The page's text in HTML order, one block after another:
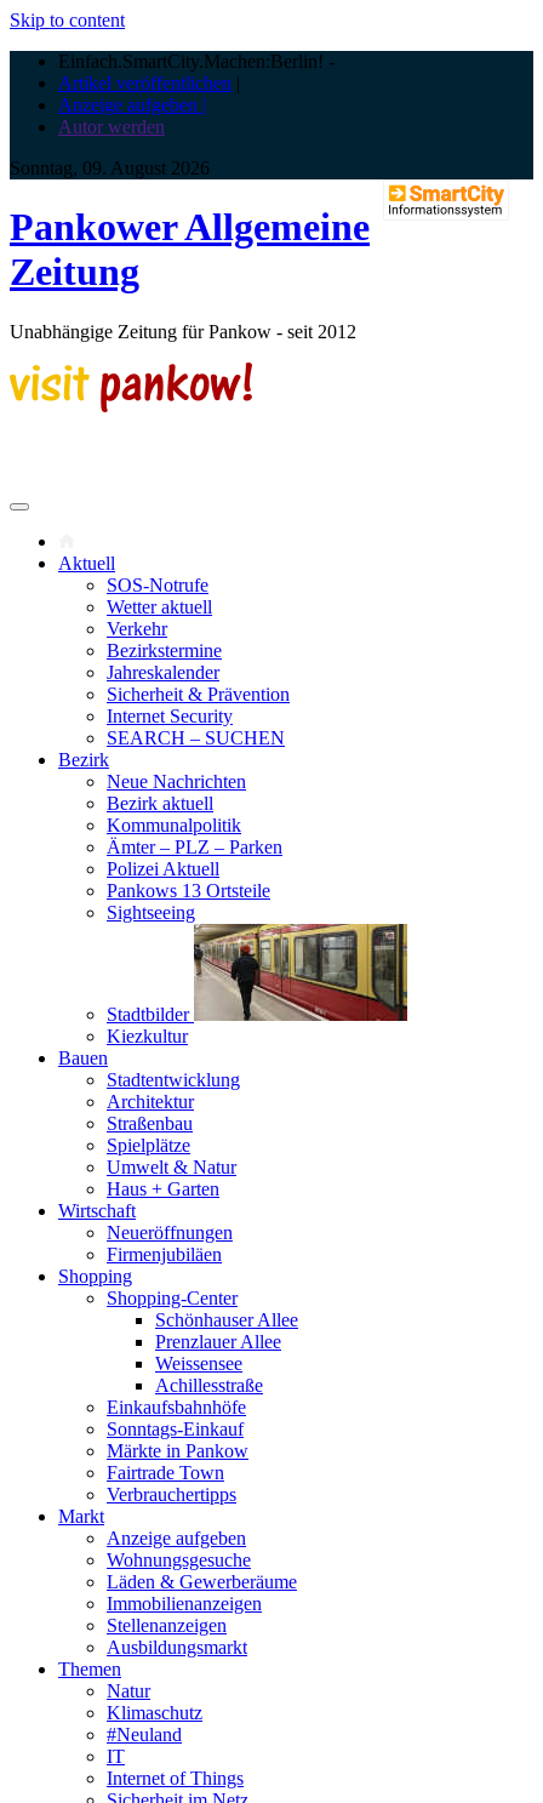
Skip to content
Einfach.SmartCity.Machen:Berlin! -
Artikel veröffentlichen |
Anzeige aufgeben |
Autor werden
Sonntag, 09. August 2026
Pankower Allgemeine
Zeitung
Unabhängige Zeitung für Pankow - seit 2012
Aktuell
SOS-Notrufe
Wetter aktuell
Verkehr
Bezirkstermine
Jahreskalender
Sicherheit & Prävention
Internet Security
SEARCH – SUCHEN
Bezirk
Neue Nachrichten
Bezirk aktuell
Kommunalpolitik
Ämter – PLZ – Parken
Polizei Aktuell
Pankows 13 Ortsteile
Sightseeing
Stadtbilder
Kiezkultur
Bauen
Stadtentwicklung
Architektur
Straßenbau
Spielplätze
Umwelt & Natur
Haus + Garten
Wirtschaft
Neueröffnungen
Firmenjubiläen
Shopping
Shopping-Center
Schönhauser Allee
Prenzlauer Allee
Weissensee
Achillesstraße
Einkaufsbahnhöfe
Sonntags-Einkauf
Märkte in Pankow
Fairtrade Town
Verbrauchertipps
Markt
Anzeige aufgeben
Wohnungsgesuche
Läden & Gewerberäume
Immobilienanzeigen
Stellenanzeigen
Ausbildungsmarkt
Themen
Natur
Klimaschutz
#Neuland
IT
Internet of Things